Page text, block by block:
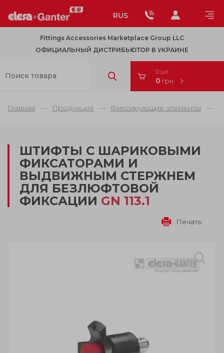
RUS
Fittings Accessories Marketplace Group LLC
ОФИЦИАЛЬНЫЙ ДИСТРИБЬЮТОР В УКРАИНЕ
0 шт.
0 грн
Главная Продукция Фиксирующие элементы
ШТИФТЫ С ШАРИКОВЫМИ
ФИКСАТОРАМИ И
ВЫДВИЖНЫМ СТЕРЖНЕМ
ДЛЯ БЕЗЛЮФТОВОЙ
ФИКСАЦИИ GN 113.1
Печать